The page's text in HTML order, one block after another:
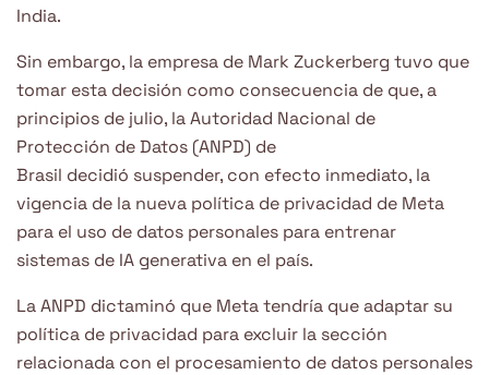
India.
Sin embargo, la empresa de Mark Zuckerberg tuvo que
tomar esta decisión como consecuencia de que, a
principios de julio, la Autoridad Nacional de
Protección de Datos (ANPD) de
Brasil decidió suspender, con efecto inmediato, la
vigencia de la nueva política de privacidad de Meta
para el uso de datos personales para entrenar
sistemas de IA generativa en el país.
La ANPD dictaminó que Meta tendría que adaptar su
política de privacidad para excluir la sección
relacionada con el procesamiento de datos personales